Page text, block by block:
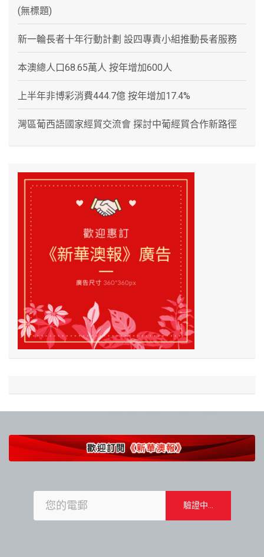
(無標題)
新一輪長者十年行動計劃 設四專責小組推動長者服務
本澳總人口68.65萬人 按年增加600人
上半年非博彩消費444.7億 按年增加17.4%
灣區葡西語國家經貿交流會 探討中葡經貿合作新路徑